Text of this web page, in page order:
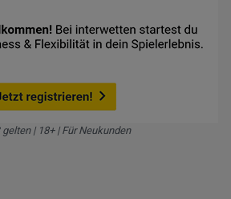
gelten | 18+ | Für Neukunden